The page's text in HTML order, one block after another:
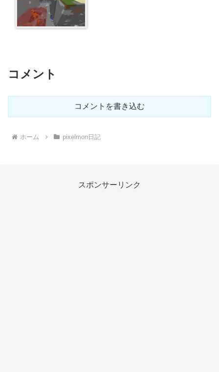
コメント
コメントを書き込む
ホーム pixelmon日記
スポンサーリンク